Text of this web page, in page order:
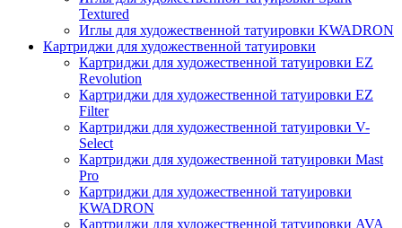
Textured
Иглы для художественной татуировки KWADRON
Картриджи для художественной татуировки
Картриджи для художественной татуировки EZ
Revolution
Картриджи для художественной татуировки EZ
Filter
Картриджи для художественной татуировки V-
Select
Картриджи для художественной татуировки Mast
Pro
Картриджи для художественной татуировки
KWADRON
Картриджи для художественной татуировки AVA